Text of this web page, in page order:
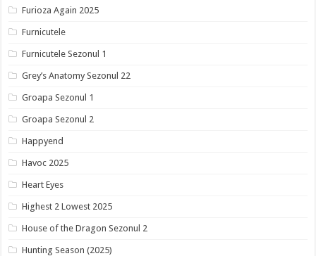
Furioza Again 2025
Furnicutele
Furnicutele Sezonul 1
Grey’s Anatomy Sezonul 22
Groapa Sezonul 1
Groapa Sezonul 2
Happyend
Havoc 2025
Heart Eyes
Highest 2 Lowest 2025
House of the Dragon Sezonul 2
Hunting Season (2025)